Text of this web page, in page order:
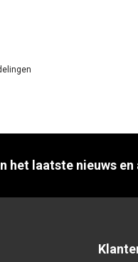
het laatste nieuws